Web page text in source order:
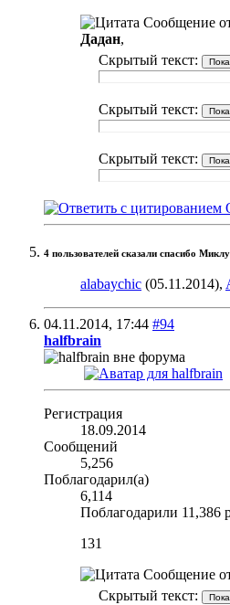
Сообщение
Дадан,
Скрытый текст:
Скрытый текст:
Скрытый текст:
4 пользователей сказали cпасибо
alabaychic (05.11.2014),
04.11.2014, 17:44 #94
halfbrain
Регистрация
18.09.2014
Сообщений
5,256
Поблагодарил(а)
6,114
Поблагодарили 11,386
131
Сообщение
Скрытый текст: